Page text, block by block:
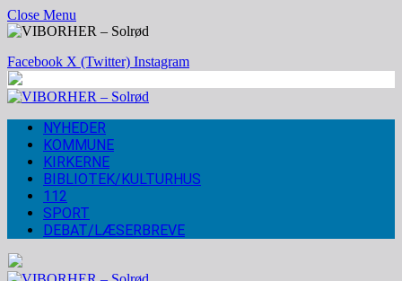
Close Menu
Facebook X (Twitter) Instagram
NYHEDER
KOMMUNE
KIRKERNE
BIBLIOTEK/KULTURHUS
112
SPORT
DEBAT/LÆSERBREVE